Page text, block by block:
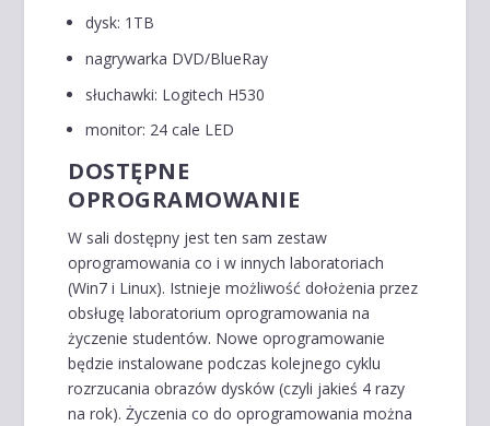
dysk: 1TB
nagrywarka DVD/BlueRay
słuchawki: Logitech H530
monitor: 24 cale LED
DOSTĘPNE
OPROGRAMOWANIE
W sali dostępny jest ten sam zestaw
oprogramowania co i w innych laboratoriach
(Win7 i Linux). Istnieje możliwość dołożenia przez
obsługę laboratorium oprogramowania na
życzenie studentów. Nowe oprogramowanie
będzie instalowane podczas kolejnego cyklu
rozrzucania obrazów dysków (czyli jakieś 4 razy
na rok). Życzenia co do oprogramowania można